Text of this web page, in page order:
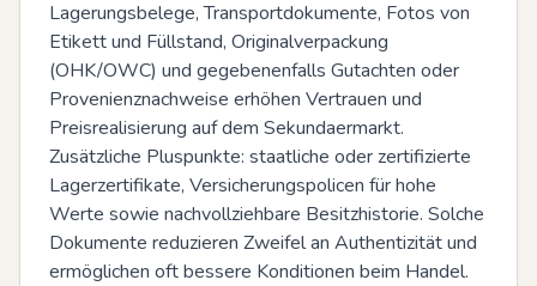
Lagerungsbelege, Transportdokumente, Fotos von
Etikett und Füllstand, Originalverpackung
(OHK/OWC) und gegebenenfalls Gutachten oder
Provenienznachweise erhöhen Vertrauen und
Preisrealisierung auf dem Sekundaermarkt.
Zusätzliche Pluspunkte: staatliche oder zertifizierte
Lagerzertifikate, Versicherungspolicen für hohe
Werte sowie nachvollziehbare Besitzhistorie. Solche
Dokumente reduzieren Zweifel an Authentizität und
ermöglichen oft bessere Konditionen beim Handel.